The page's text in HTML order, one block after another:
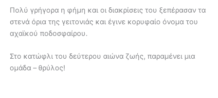
Πολύ γρήγορα η φήμη και οι διακρίσεις του ξεπέρασαν τα
στενά όρια της γειτονιάς και έγινε κορυφαίο όνομα του
αχαϊκού ποδοσφαίρου.
Στο κατώφλι του δεύτερου αιώνα ζωής, παραμένει μια
ομάδα – θρύλος!